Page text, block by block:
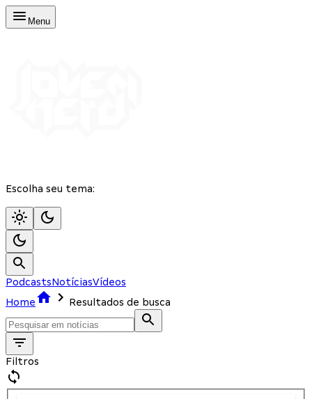
Menu
Escolha seu tema:
PodcastsNotíciasVídeos
Home
Resultados de busca
Filtros